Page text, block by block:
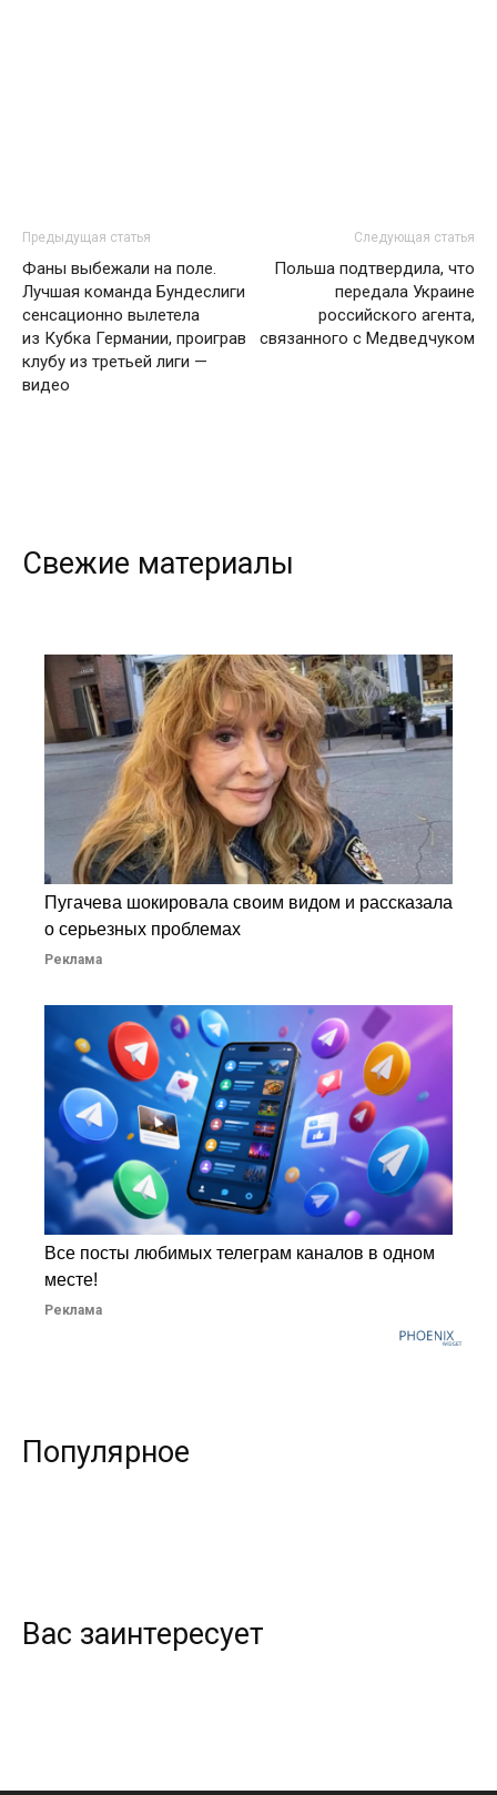
Предыдущая статья
Фаны выбежали на поле.
Лучшая команда Бундеслиги
сенсационно вылетела
из Кубка Германии, проиграв
клубу из третьей лиги —
видео
Следующая статья
Польша подтвердила, что
передала Украине
российского агента,
связанного с Медведчуком
Свежие материалы
Пугачева шокировала своим видом и рассказала
о серьезных проблемах
Реклама
Все посты любимых телеграм каналов в одном
месте!
Реклама
Популярное
Вас заинтересует